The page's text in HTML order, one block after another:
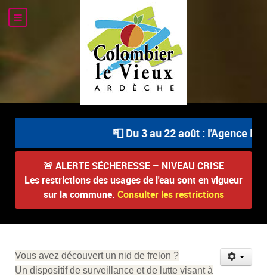
📮 Du 3 au 22 août : l'Agence
🚨 ALERTE SÉCHERESSE – NIVEAU CRISE
Les restrictions des usages de l'eau sont en vigueur
sur la commune. Consulter les restrictions
Vous avez découvert un nid de frelon ?
Un dispositif de surveillance et de lutte visant à